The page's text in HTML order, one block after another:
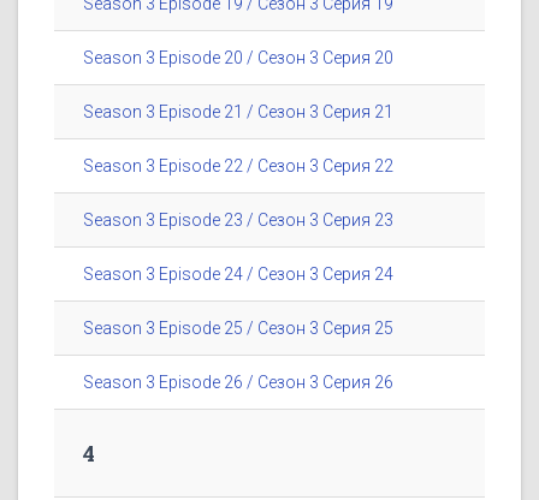
Season 3 Episode 19 / Сезон 3 Серия 19
Season 3 Episode 20 / Сезон 3 Серия 20
Season 3 Episode 21 / Сезон 3 Серия 21
Season 3 Episode 22 / Сезон 3 Серия 22
Season 3 Episode 23 / Сезон 3 Серия 23
Season 3 Episode 24 / Сезон 3 Серия 24
Season 3 Episode 25 / Сезон 3 Серия 25
Season 3 Episode 26 / Сезон 3 Серия 26
4